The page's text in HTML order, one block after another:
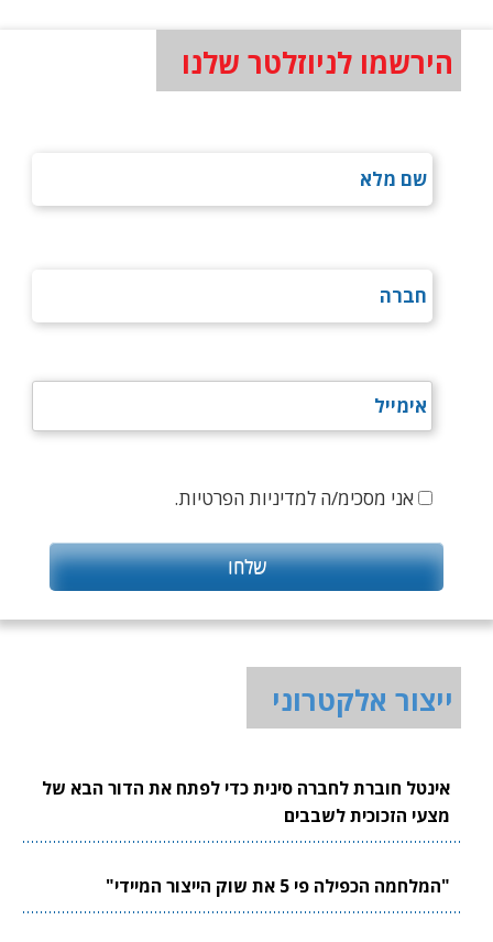
הירשמו לניוזלטר שלנו
אני מסכימ/ה למדיניות הפרטיות.
ייצור אלקטרוני
אינטל חוברת לחברה סינית כדי לפתח את הדור הבא של
מצעי הזכוכית לשבבים
"המלחמה הכפילה פי 5 את שוק הייצור המיידי"